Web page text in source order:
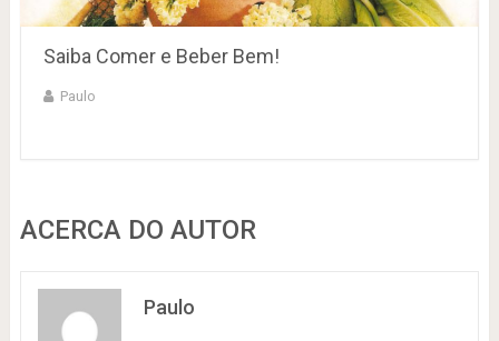
Saiba Comer e Beber Bem!
Paulo
ACERCA DO AUTOR
Paulo